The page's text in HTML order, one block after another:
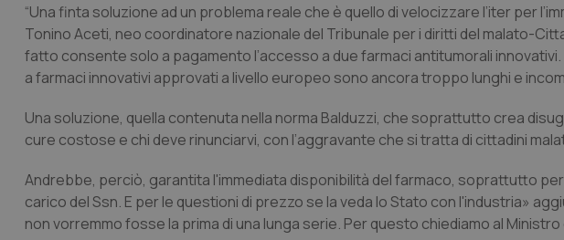
“Una finta soluzione ad un problema reale che è quello di velocizzare l’iter per
Tonino Aceti, neo coordinatore nazionale del Tribunale per i diritti del malato-
fatto consente solo a pagamento l’accesso a due farmaci antitumorali innovativi.
a farmaci innovativi approvati a livello europeo sono ancora troppo lunghi e
Una soluzione, quella contenuta nella norma Balduzzi, che soprattutto crea
cure costose e chi deve rinunciarvi, con l’aggravante che si tratta di cittadini
Andrebbe, perciò, garantita l'immediata disponibilità del farmaco, soprattutto
carico del Ssn. E per le questioni di prezzo se la veda lo Stato con l'industria»
non vorremmo fosse la prima di una lunga serie. Per questo chiediamo al